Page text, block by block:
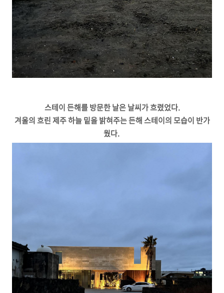
스테이 든해를 방문한 날은 날씨가 흐렸었다.
겨울의 흐린 제주 하늘 밑을 밝혀주는 든해 스테이의 모습이 반가
웠다.